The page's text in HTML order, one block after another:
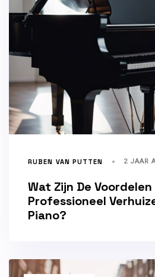
RUBEN VAN PUTTEN 2 JAAR
Wat Zijn De Voordelen
Professioneel
Piano?